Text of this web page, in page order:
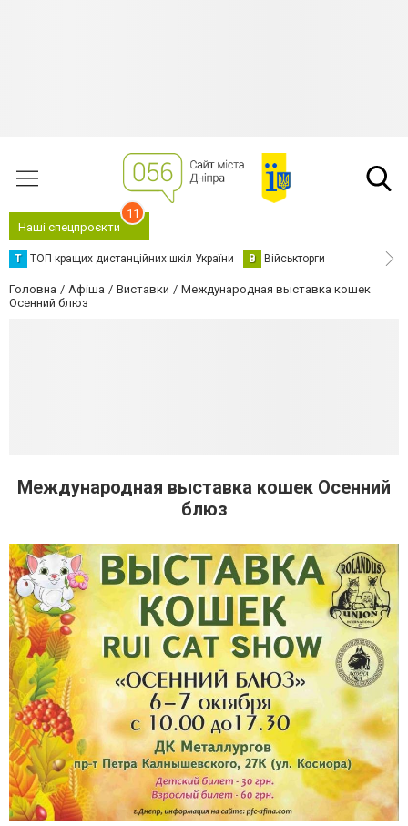
Наші спецпроєкти
11
Т ТОП кращих дистанційних шкіл України В Військторги
Головна Афіша Виставки
Международная выставка кошек
Осенний блюз
Международная выставка кошек Осенний
блюз